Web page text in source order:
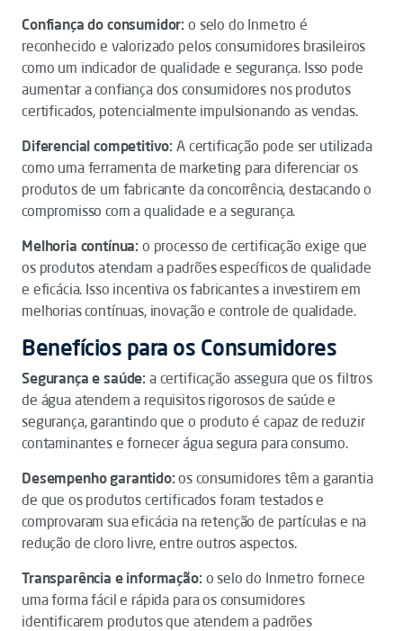
Confiança do consumidor: o selo do Inmetro é
reconhecido e valorizado pelos consumidores brasileiros
como um indicador de qualidade e segurança. Isso pode
aumentar a confiança dos consumidores nos produtos
certificados, potencialmente impulsionando as vendas.
Diferencial competitivo: A certificação pode ser utilizada
como uma ferramenta de marketing para diferenciar os
produtos de um fabricante da concorrência, destacando o
compromisso com a qualidade e a segurança.
Melhoria contínua: o processo de certificação exige que
os produtos atendam a padrões específicos de qualidade
e eficácia. Isso incentiva os fabricantes a investirem em
melhorias contínuas, inovação e controle de qualidade.
Benefícios para os Consumidores
Segurança e saúde: a certificação assegura que os filtros
de água atendem a requisitos rigorosos de saúde e
segurança, garantindo que o produto é capaz de reduzir
contaminantes e fornecer água segura para consumo.
Desempenho garantido: os consumidores têm a garantia
de que os produtos certificados foram testados e
comprovaram sua eficácia na retenção de partículas e na
redução de cloro livre, entre outros aspectos.
Transparência e informação: o selo do Inmetro fornece
uma forma fácil e rápida para os consumidores
identificarem produtos que atendem a padrões